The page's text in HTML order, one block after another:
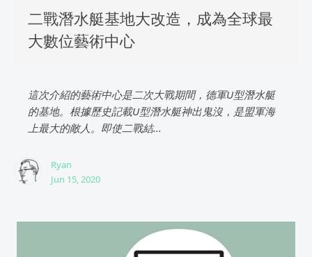
二戰潛水艇基地大改造，成為全球最
大數位藝術中心
這次介紹的藝術中心是二次大戰期間，德軍U型潛水艇
的基地。根據歷史記載U型潛水艇神出鬼沒，是盟軍海
上最大的敵人。即使二戰結...
Ryan
Jun 15, 2020